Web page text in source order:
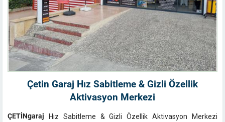
Çetin Garaj Hız Sabitleme & Gizli Özellik
Aktivasyon Merkezi
ÇETİNgaraj Hız Sabitleme & Gizli Özellik Aktivasyon Merkezi